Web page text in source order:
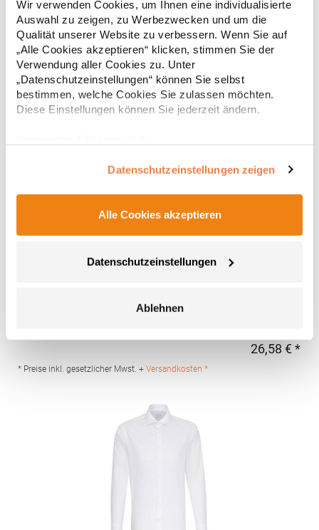
Wir verwenden Cookies, um Ihnen eine individualisierte
Auswahl zu zeigen, zu Werbezwecken und um die
Qualität unserer Website zu verbessern. Wenn Sie auf
„Alle Cookies akzeptieren“ klicken, stimmen Sie der
Verwendung aller Cookies zu. Unter
„Datenschutzeinstellungen“ können Sie selbst
bestimmen, welche Cookies Sie zulassen möchten.
Diese Einstellungen können Sie jederzeit ändern.
Datenschutzeinstellungen zeigen
Alle Cookies akzeptieren
Datenschutzeinstellungen
Ablehnen
Rücken für figurbetonten Sitz Pfegehinweis: Trockner
geeignet40 °C waschbarBügelfreiMaterialzusammensetzung:
100% BaumwolleAngaben zur Produktsicherheit: Herst.-Nr.:
293677Hersteller: Seidensticker GmbH & Co. KG Am Stadtholz
39 33609 Bielefeld Deutschland E-Mail: info@seidensticker.de
61,71 € *
* Preise inkl. gesetzlicher Mwst. + Versandkosten *
L613 SOL´S Herren Oxford-Langarmhemd Boston
individuell anpassbare Manschetten mit zwei Knöpfen und mit
einem Knopf am Ärmelschlitz Zwei Abnäher an den Seiten
Materialzusammensetzung: 70% Baumwolle / 30%
PolyesterArtikelname: Men's Oxford-Shirt Boston Long
SleeveAngaben zur Produktsicherheit: Herst.-Nr.:
26,58 € *
* Preise inkl. gesetzlicher Mwst. + Versandkosten *